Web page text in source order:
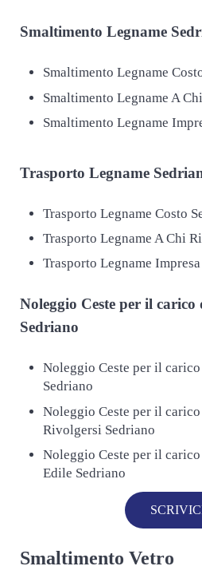
Smaltimento Legname
Smaltimento Legname
Smaltimento Legname A
Smaltimento Legname
Trasporto Legname
Trasporto Legname Costo
Trasporto Legname A Chi
Trasporto Legname
Noleggio Ceste per il carico
Sedriano
Noleggio Ceste per il
Sedriano
Noleggio Ceste per il
Rivolgersi Sedriano
Noleggio Ceste per il
Edile Sedriano
Smaltimento Vetro